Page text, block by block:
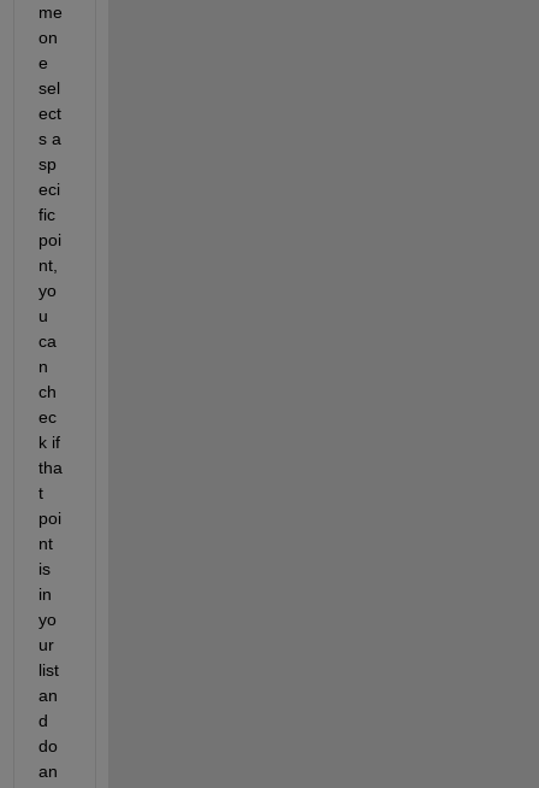
me
on
e
sel
ect
s a
sp
eci
fic
poi
nt,
yo
u
ca
n
ch
ec
k if
tha
t
poi
nt
is
in
yo
ur
list
an
d
do
an